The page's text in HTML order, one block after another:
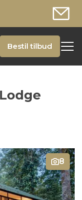
Bestil tilbud
8